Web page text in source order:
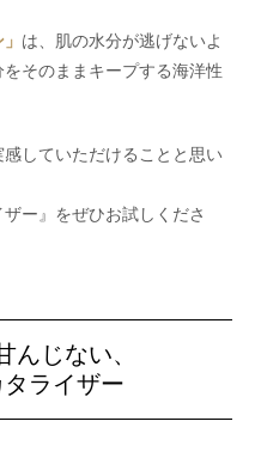
は、肌の水分が逃げないよ
そのままキープする海洋性
していただけることと思い
ー』をぜひお試しくださ
んじない、
ライザー